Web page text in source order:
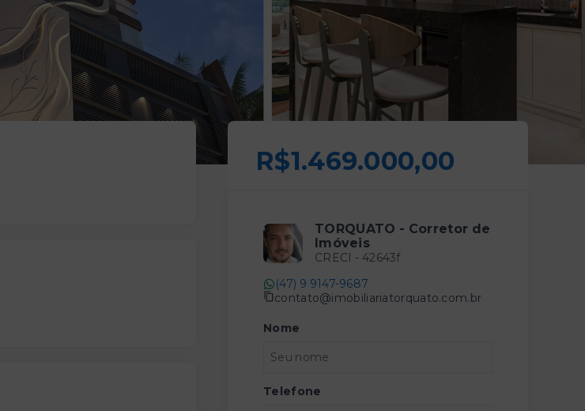
R$1.469.000,00
TORQUATO - Corretor de
Imóveis
CRECI - 42643f
(47) 9 9147-9687
contato@imobiliariatorquato.com.br
Nome
Telefone